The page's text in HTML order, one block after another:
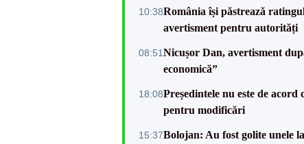
10:38România își păstrează
avertisment pentru autorități
08:51Nicușor Dan, avertisment
economică”
18:08Președintele nu este de
pentru modificări
15:37Bolojan: Au fost golite unele